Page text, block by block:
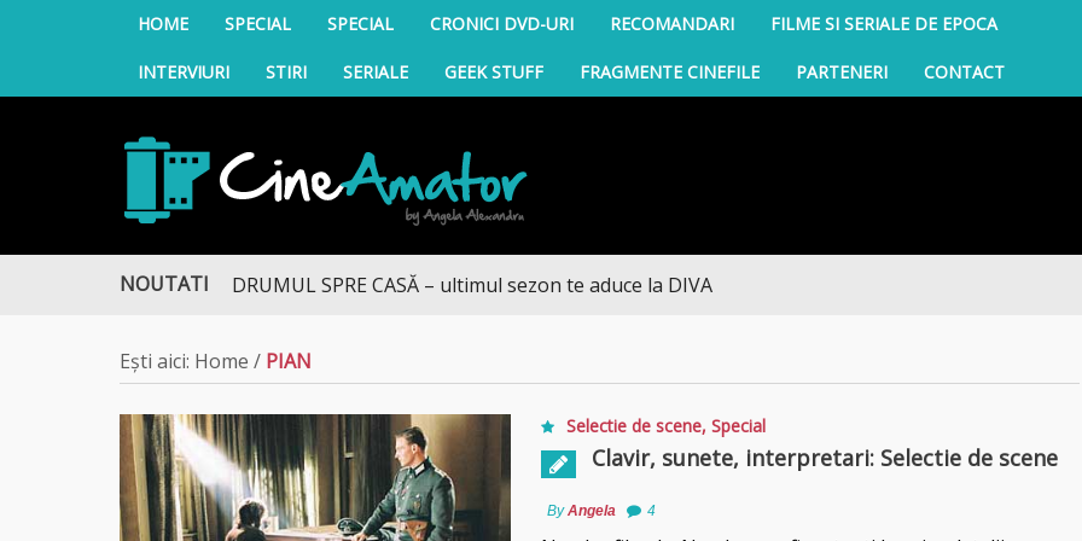
HOME SPECIAL SPECIAL CRONICI DVD-URI RECOMANDARI FILME SI SERIALE DE EPOCA
INTERVIURI STIRI SERIALE GEEK STUFF FRAGMENTE CINEFILE PARTENERI CONTACT
CineAmator
NOUTATIDRUMUL SPRE CASĂ – ultimul sezon te aduce la DIVA
Ești aici: Home / PIAN
Selectie de scene, Special
Clavir, sunete, interpretari: Selectie de scene
ByAngela 4